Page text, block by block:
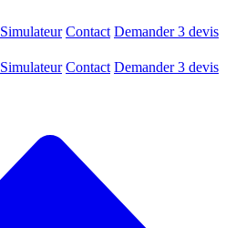
Simulateur Contact Demander 3 devis
Simulateur Contact Demander 3 devis